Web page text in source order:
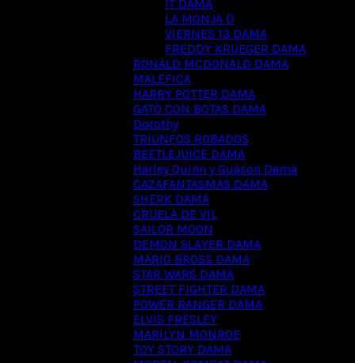
IT DAMA
LA MONJA D
VIERNES 13 DAMA
FREDDY KRUEGER DAMA
RONALD MCDONALD DAMA
MALEFICA
HARRY POTTER DAMA
GATO CON BOTAS DAMA
Dorothy
TRIUNFOS ROBADOS
BEETLEJUICE DAMA
Harley Quinn y Guason Dama
CAZAFANTASMAS DAMA
SHERK DAMA
CRUELA DE VIL
SAILOR MOON
DEMON SLAYER DAMA
MARIO BROSS DAMA
STAR WARS DAMA
STREET FIGHTER DAMA
POWER RANGER DAMA
ELVIS PRESLEY
MARILYN MONROE
TOY STORY DAMA